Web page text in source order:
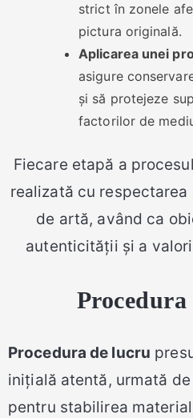
strict în zonele
pictura originală.
Aplicarea unei
asigure
și să protejeze
factorilor de
Fiecare etapă a
realizată cu
de artă, având ca
autenticității și a
Procedura de lucru
inițială atentă, urmată
pentru stabilirea